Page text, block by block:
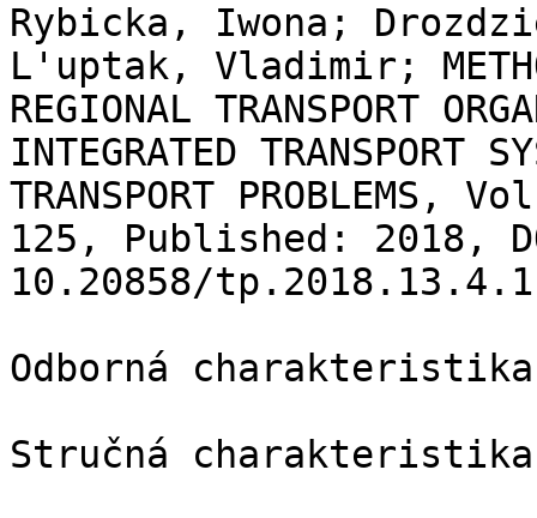
Rybicka, Iwona;
L'uptak, Vladimir;
REGIONAL TRANSPORT
INTEGRATED TRANSPORT
TRANSPORT
125, Published: 2018,
10.20858/
Odborná
Stručná charakteristika